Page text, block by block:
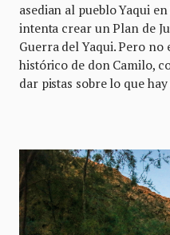
asedian al pueblo Yaqui
intenta crear un Plan de
Guerra del Yaqui. Pero no
histórico de don Camilo,
dar pistas sobre lo que